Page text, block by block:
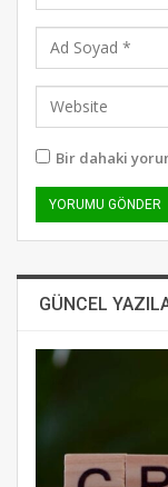
Bir dahaki
GÜNCEL